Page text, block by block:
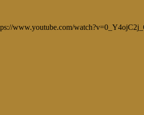
www.youtube.com/